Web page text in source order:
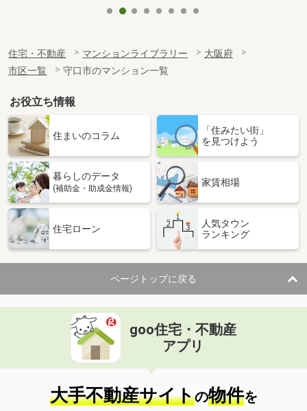
住宅・不動産 マンションライブラリー
大阪府
市区一覧
守口市のマンション一覧
お役立ち情報
住まいのコラム
「住みたい街」
を見つけよう
暮らしのデータ
(補助金・助成金情報)
家賃相場
住宅ローン
人気タウン
ランキング
ページトップに戻る
goo住宅・不動産
アプリ
大手不動産サイトの物件を